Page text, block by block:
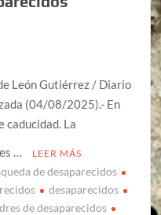
León Gutiérrez / Diario
(04/08/2025).- En
caducidad. La
…
LEER MÁS
de desaparecidos
desaparecidos
de desaparecidos